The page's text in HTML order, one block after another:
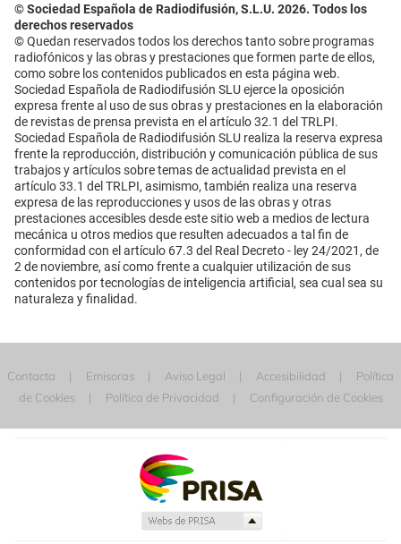
© Sociedad Española de Radiodifusión, S.L.U. 2026. Todos los
derechos reservados
© Quedan reservados todos los derechos tanto sobre programas
radiofónicos y las obras y prestaciones que formen parte de ellos,
como sobre los contenidos publicados en esta página web.
Sociedad Española de Radiodifusión SLU ejerce la oposición
expresa frente al uso de sus obras y prestaciones en la elaboración
de revistas de prensa prevista en el artículo 32.1 del TRLPI.
Sociedad Española de Radiodifusión SLU realiza la reserva expresa
frente la reproducción, distribución y comunicación pública de sus
trabajos y artículos sobre temas de actualidad prevista en el
artículo 33.1 del TRLPI, asimismo, también realiza una reserva
expresa de las reproducciones y usos de las obras y otras
prestaciones accesibles desde este sitio web a medios de lectura
mecánica u otros medios que resulten adecuados a tal fin de
conformidad con el artículo 67.3 del Real Decreto - ley 24/2021, de
2 de noviembre, así como frente a cualquier utilización de sus
contenidos por tecnologías de inteligencia artificial, sea cual sea su
naturaleza y finalidad.
Contacta Emisoras Aviso Legal Accesibilidad
Política
de Cookies
Política de Privacidad Configuración de Cookies